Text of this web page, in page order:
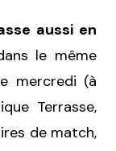
aussi en
le même
mercredi (à
Terrasse,
de match,